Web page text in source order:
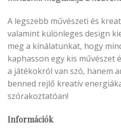
A legszebb művészeti és
valamint különleges design
meg a kínálatunkat, hogy
kaphasson egy kis művészet
a játékokról van szó, hanem
benned rejlő kreatív
szórakoztatóan!
Információk